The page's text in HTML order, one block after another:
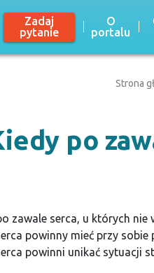
Zadaj
pytanie
O
portalu
Strona
po
zawale serca, u których
powinny mieć przy
powinni unikać sytuacji